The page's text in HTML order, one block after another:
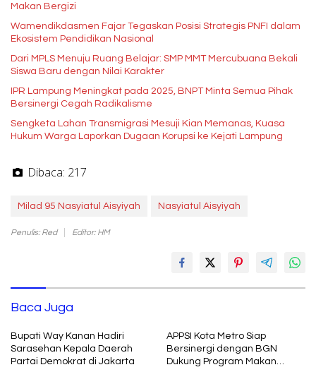
Makan Bergizi
Wamendikdasmen Fajar Tegaskan Posisi Strategis PNFI dalam
Ekosistem Pendidikan Nasional
Dari MPLS Menuju Ruang Belajar: SMP MMT Mercubuana Bekali
Siswa Baru dengan Nilai Karakter
IPR Lampung Meningkat pada 2025, BNPT Minta Semua Pihak
Bersinergi Cegah Radikalisme
Sengketa Lahan Transmigrasi Mesuji Kian Memanas, Kuasa
Hukum Warga Laporkan Dugaan Korupsi ke Kejati Lampung
Dibaca: 217
Milad 95 Nasyiatul Aisyiyah Nasyiatul Aisyiyah
Penulis: Red Editor: HM
Baca Juga
Bupati Way Kanan Hadiri
Sarasehan Kepala Daerah
Partai Demokrat di Jakarta
APPSI Kota Metro Siap
Bersinergi dengan BGN
Dukung Program Makan